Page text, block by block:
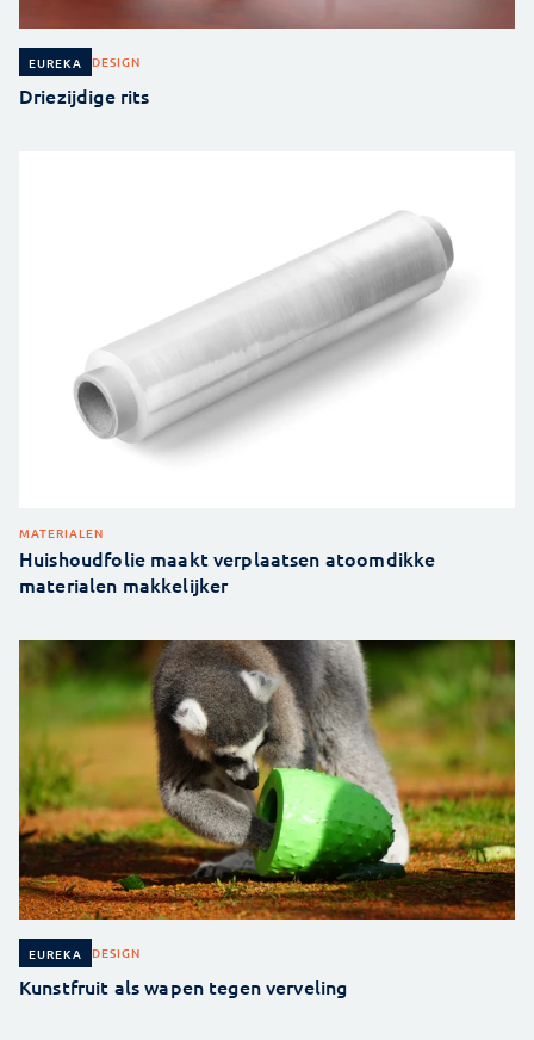
EUREKA DESIGN
Driezijdige rits
MATERIALEN
Huishoudfolie maakt verplaatsen atoomdikke
materialen makkelijker
EUREKA DESIGN
Kunstfruit als wapen tegen verveling